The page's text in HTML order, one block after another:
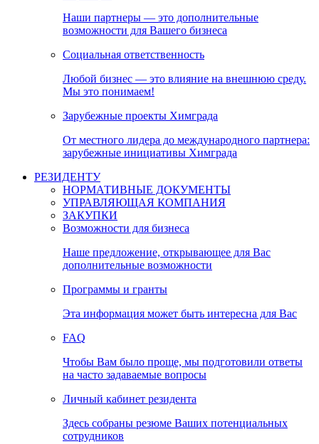
Наши партнеры — это дополнительные
возможности для Вашего бизнеса
Социальная ответственность
Любой бизнес — это влияние на внешнюю среду.
Мы это понимаем!
Зарубежные проекты Химграда
От местного лидера до международного партнера:
зарубежные инициативы Химграда
РЕЗИДЕНТУ
НОРМАТИВНЫЕ ДОКУМЕНТЫ
УПРАВЛЯЮЩАЯ КОМПАНИЯ
ЗАКУПКИ
Возможности для бизнеса
Наше предложение, открывающее для Вас
дополнительные возможности
Программы и гранты
Эта информация может быть интересна для Вас
FAQ
Чтобы Вам было проще, мы подготовили ответы
на часто задаваемые вопросы
Личный кабинет резидента
Здесь собраны резюме Ваших потенциальных
сотрудников